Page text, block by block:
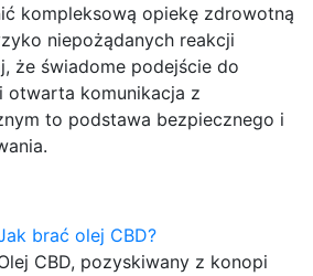
kompleksową opiekę zdrowotną
niepożądanych reakcji
że świadome podejście do
otwarta komunikacja z
to podstawa bezpiecznego i
brać olej CBD?
CBD, pozyskiwany z konopi